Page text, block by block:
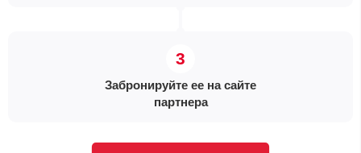
Забронируйте ее на сайте
партнера